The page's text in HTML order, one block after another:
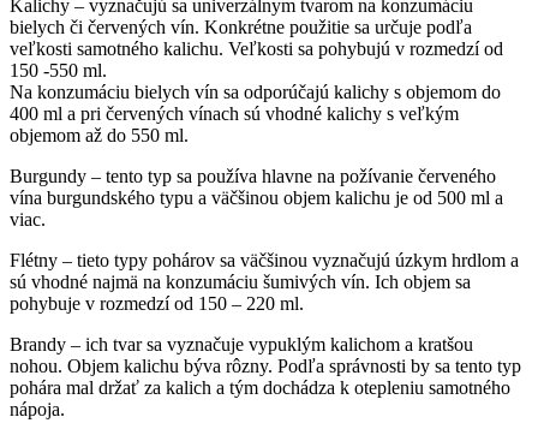
Kalichy – vyznačujú sa univerzálnym tvarom na konzumáciu
bielych či červených vín. Konkrétne použitie sa určuje podľa
veľkosti samotného kalichu. Veľkosti sa pohybujú v rozmedzí od
150 -550 ml.
Na konzumáciu bielych vín sa odporúčajú kalichy s objemom do
400 ml a pri červených vínach sú vhodné kalichy s veľkým
objemom až do 550 ml.
Burgundy – tento typ sa používa hlavne na požívanie červeného
vína burgundského typu a väčšinou objem kalichu je od 500 ml a
viac.
Flétny – tieto typy pohárov sa väčšinou vyznačujú úzkym hrdlom a
sú vhodné najmä na konzumáciu šumivých vín. Ich objem sa
pohybuje v rozmedzí od 150 – 220 ml.
Brandy – ich tvar sa vyznačuje vypuklým kalichom a kratšou
nohou. Objem kalichu býva rôzny. Podľa správnosti by sa tento typ
pohára mal držať za kalich a tým dochádza k otepleniu samotného
nápoja.